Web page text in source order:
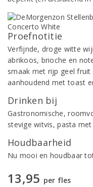
Proefnotitie
Verfijnde, droge witte
abrikoos, brioche en
smaak met rijp geel fruit
aanhoudend met toast
Drinken bij
Gastronomische,
stevige witvis, pasta
Houdbaarheid
Nu mooi en houdbaar
13,95 per fles